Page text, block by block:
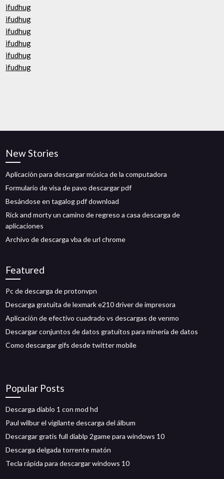
ifudhug
ifudhug
ifudhug
ifudhug
ifudhug
ifudhug
New Stories
Aplicación para descargar música de la computadora
Formulario de visa de pavo descargar pdf
Besándose en tagalog pdf download
Rick and morty un camino de regreso a casa descarga de
aplicaciones
Archivo de descarga vba de url chrome
Featured
Pc de descarga de protonvpn
Descarga gratuita de lexmark e210 driver de impresora
Aplicación de efectivo cuadrado vs descargas de venmo
Descargar conjuntos de datos gratuitos para minería de datos
Como descargar gifs desde twitter mobile
Popular Posts
Descarga diablo 1 con mod hd
Paul wilbur el vigilante descarga del álbum
Descargar gratis full diablp 2game para windows 10
Descarga delgada torrente matón
Tecla rápida para descargar windows 10